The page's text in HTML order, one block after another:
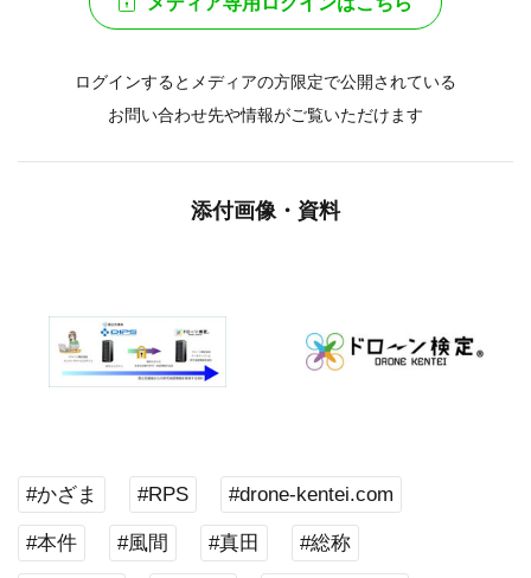
ログインするとメディアの方限定で公開されている
お問い合わせ先や情報がご覧いただけます
添付画像・資料
#かざま #RPS #drone-kentei.com
#本件 #風間 #真田 #総称